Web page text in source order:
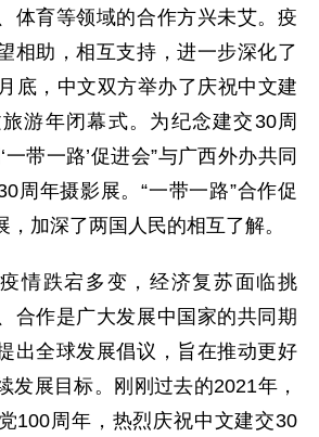
体育等领域的合作方兴未艾。疫
相助，相互支持，进一步深化了
底，中文双方举办了庆祝中文建
游年闭幕式。为纪念建交30周
带一路’促进会”与广西外办共同
周年摄影展。“一带一路”合作促
加深了两国人民的相互了解。
情跌宕多变，经济复苏面临挑
合作是广大发展中国家的共同期
出全球发展倡议，旨在推动更好
发展目标。刚刚过去的2021年，
100周年，热烈庆祝中文建交30